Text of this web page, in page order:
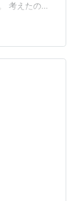
考えたのは
た結果、確
ーディネー
ました。 同
ます。 色彩
試験。学術